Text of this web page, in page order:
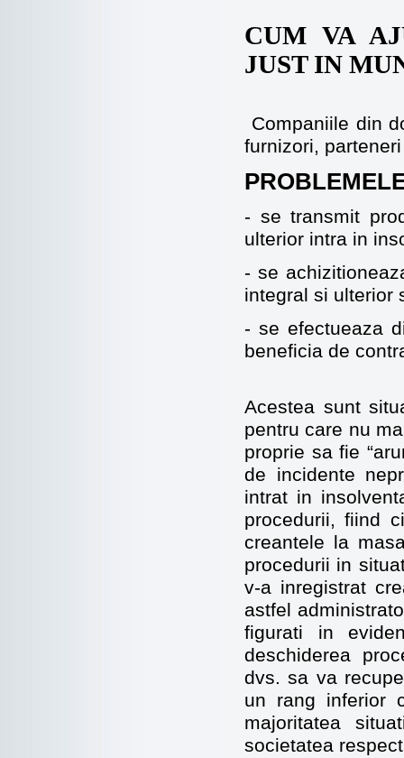
CUM VA
JUST IN
Companiile din
furnizori,
- se transmit
ulterior intra in
- se
integral si ulterior
- se efectueaza
beneficia de
Acestea sunt
pentru care nu
proprie sa fie
de incidente
intrat in
procedurii, fiind
creantele la
procedurii in
v-a inregistrat
astfel
figurati in
deschiderea
dvs. sa va
un rang inferior
majoritatea
societatea